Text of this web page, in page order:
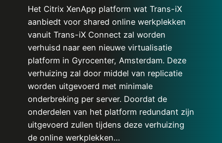
Het Citrix XenApp platform wat Trans-iX
aanbiedt voor shared online werkplekken
vanuit Trans-iX Connect zal worden
verhuisd naar een nieuwe virtualisatie
platform in Gyrocenter, Amsterdam. Deze
verhuizing zal door middel van replicatie
worden uitgevoerd met minimale
onderbreking per server. Doordat de
onderdelen van het platform redundant zijn
uitgevoerd zullen tijdens deze verhuizing
de online werkplekken…